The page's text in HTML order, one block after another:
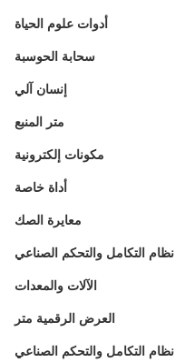
أدوات علوم الحياة
سحابة الحوسبة
إنسان آلي
متر المنبع
مكونات إلكترونية
أداة خاصة
معايرة الصك
نظام التكامل والتحكم الصناعي
الآلات والمعدات
العرض الرقمية متر
نظام التكامل والتحكم الصناعي